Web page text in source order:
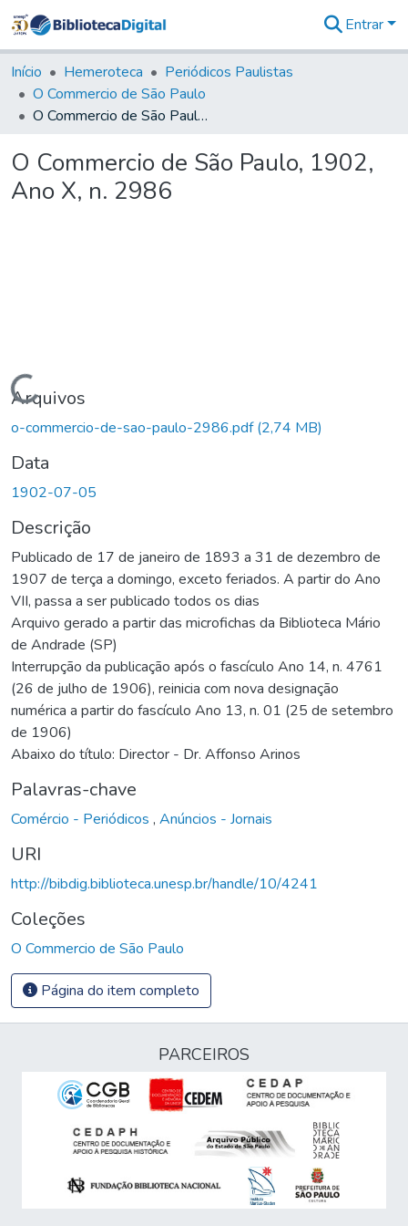
&
Coleções
Tudo na
Biblioteca
Estatísticas
Entrar
Início Hemeroteca
Periódicos Paulistas
O Commercio de São Paulo
O Commercio de São Paulo, 1902, Ano X, n. 2986
O Commercio de São Paulo, 1902,
Ano X, n. 2986
Carregando...
Arquivos
o-commercio-de-sao-paulo-2986.pdf(2,74 MB)
Data
1902-07-05
Descrição
Publicado de 17 de janeiro de 1893 a 31 de dezembro de
1907 de terça a domingo, exceto feriados. A partir do Ano
VII, passa a ser publicado todos os dias
Arquivo gerado a partir das microfichas da Biblioteca Mário
de Andrade (SP)
Interrupção da publicação após o fascículo Ano 14, n. 4761
(26 de julho de 1906), reinicia com nova designação
numérica a partir do fascículo Ano 13, n. 01 (25 de setembro
de 1906)
Abaixo do título: Director - Dr. Affonso Arinos
Palavras-chave
Comércio - Periódicos , Anúncios - Jornais
URI
http://bibdig.biblioteca.unesp.br/handle/10/4241
Coleções
O Commercio de São Paulo
Página do item completo
PARCEIROS